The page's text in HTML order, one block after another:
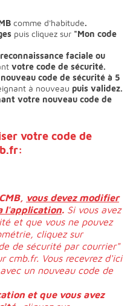
comme d'habitude.
puis cliquez sur "Mon code
faciale ou
votre code de sécurité.
code de sécurité à 5
à nouveau puis validez.
votre nouveau code de
votre code de
vous devez modifier
l'application. Si vous avez
et que vous ne pouvez
cliquez sur
de sécurité par courrier"
cmb.fr. Vous recevrez d'ici
un nouveau code de
et que vous avez